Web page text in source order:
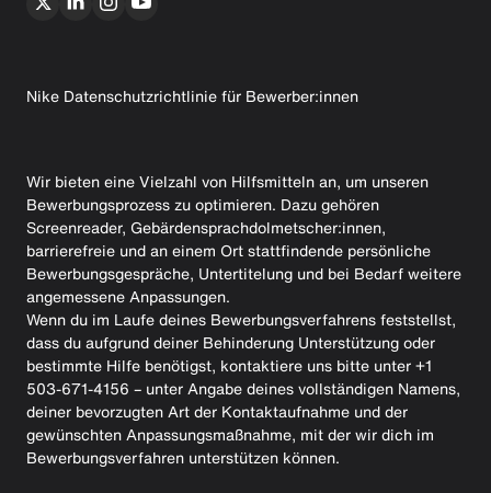
Nike Datenschutzrichtlinie für Bewerber:innen
Wir bieten eine Vielzahl von Hilfsmitteln an, um unseren
Bewerbungsprozess zu optimieren. Dazu gehören
Screenreader, Gebärdensprachdolmetscher:innen,
barrierefreie und an einem Ort stattfindende persönliche
Bewerbungsgespräche, Untertitelung und bei Bedarf weitere
angemessene Anpassungen.
Wenn du im Laufe deines Bewerbungsverfahrens feststellst,
dass du aufgrund deiner Behinderung Unterstützung oder
bestimmte Hilfe benötigst, kontaktiere uns bitte unter +1
503-671-4156 – unter Angabe deines vollständigen Namens,
deiner bevorzugten Art der Kontaktaufnahme und der
gewünschten Anpassungsmaßnahme, mit der wir dich im
Bewerbungsverfahren unterstützen können.